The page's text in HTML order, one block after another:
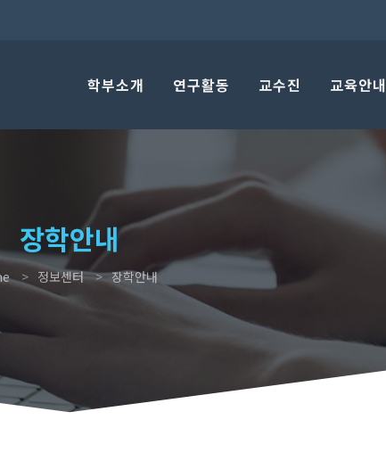
학부소개 연구활동 교수진 교육안내
장학안내
정보센터 장학안내